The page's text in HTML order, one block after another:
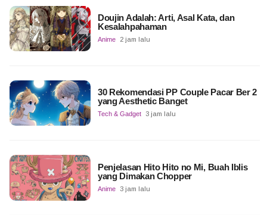
Doujin Adalah: Arti, Asal Kata, dan
Kesalahpahaman
Anime 2 jam lalu
30 Rekomendasi PP Couple Pacar Ber 2
yang Aesthetic Banget
Tech & Gadget 3 jam lalu
Penjelasan Hito Hito no Mi, Buah Iblis
yang Dimakan Chopper
Anime 3 jam lalu